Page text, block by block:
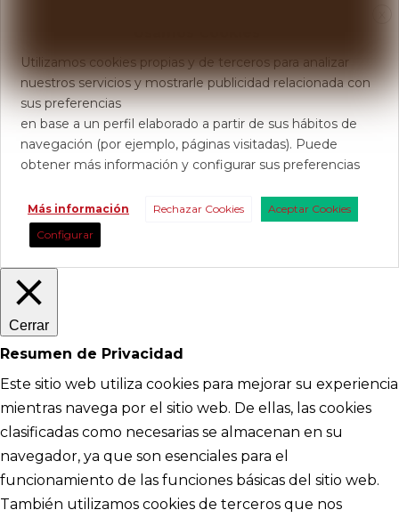
Utilizamos cookies propias y de terceros para analizar
nuestros servicios y mostrarle publicidad relacionada con
sus preferencias
en base a un perfil elaborado a partir de sus hábitos de
navegación (por ejemplo, páginas visitadas). Puede
obtener más información y configurar sus preferencias
Más información Rechazar Cookies
Aceptar Cookies
Configurar
Cerrar
Resumen de Privacidad
Este sitio web utiliza cookies para mejorar su experiencia
mientras navega por el sitio web. De ellas, las cookies
clasificadas como necesarias se almacenan en su
navegador, ya que son esenciales para el
funcionamiento de las funciones básicas del sitio web.
También utilizamos cookies de terceros que nos